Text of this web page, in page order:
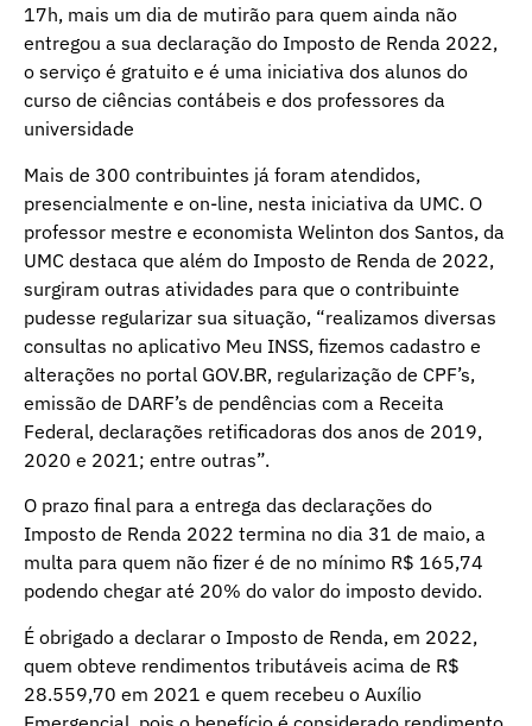
17h, mais um dia de mutirão para quem ainda não
entregou a sua declaração do Imposto de Renda 2022,
o serviço é gratuito e é uma iniciativa dos alunos do
curso de ciências contábeis e dos professores da
universidade
Mais de 300 contribuintes já foram atendidos,
presencialmente e on-line, nesta iniciativa da UMC. O
professor mestre e economista Welinton dos Santos, da
UMC destaca que além do Imposto de Renda de 2022,
surgiram outras atividades para que o contribuinte
pudesse regularizar sua situação, “realizamos diversas
consultas no aplicativo Meu INSS, fizemos cadastro e
alterações no portal GOV.BR, regularização de CPF’s,
emissão de DARF’s de pendências com a Receita
Federal, declarações retificadoras dos anos de 2019,
2020 e 2021; entre outras”.
O prazo final para a entrega das declarações do
Imposto de Renda 2022 termina no dia 31 de maio, a
multa para quem não fizer é de no mínimo R$ 165,74
podendo chegar até 20% do valor do imposto devido.
É obrigado a declarar o Imposto de Renda, em 2022,
quem obteve rendimentos tributáveis acima de R$
28.559,70 em 2021 e quem recebeu o Auxílio